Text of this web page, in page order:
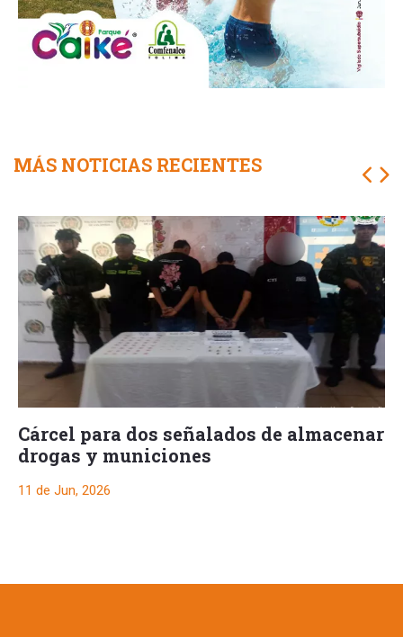
MÁS NOTICIAS RECIENTES
Cárcel para dos señalados de almacenar
drogas y municiones
11 de Jun, 2026